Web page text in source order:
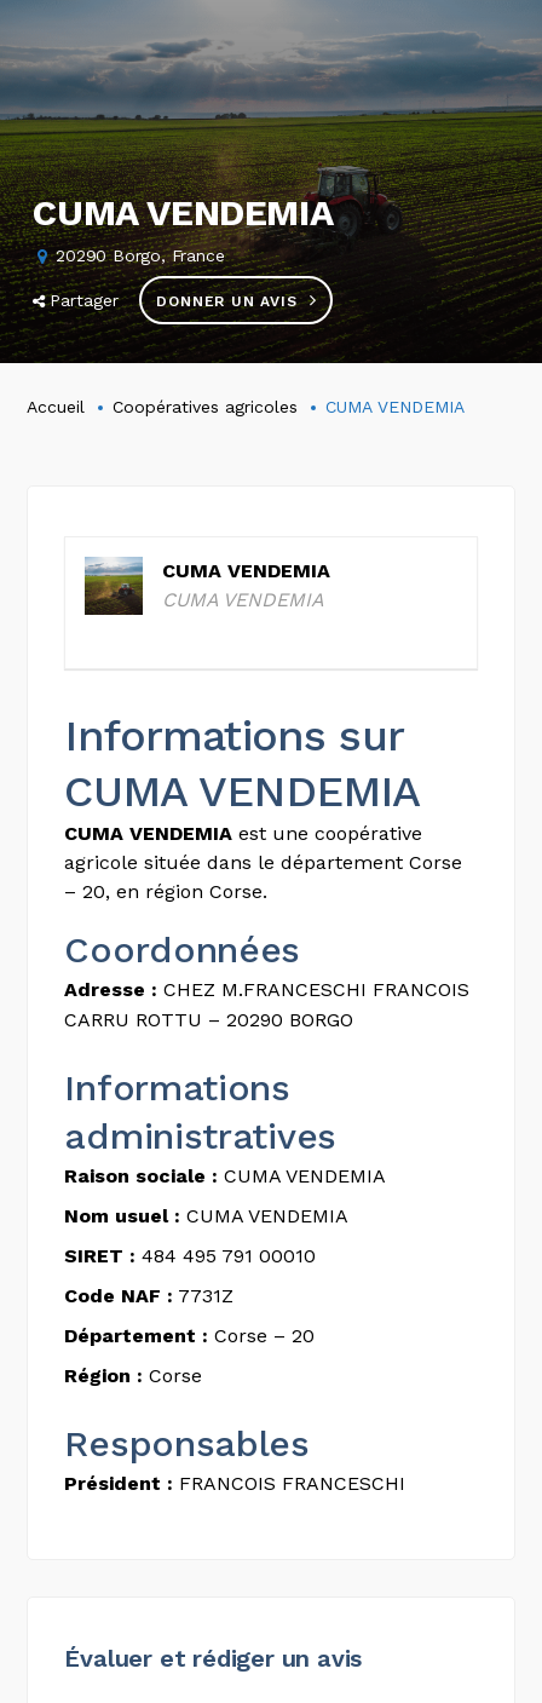
CUMA VENDEMIA
20290 Borgo, France
Partager DONNER UN AVIS
Accueil Coopératives agricoles CUMA VENDEMIA
CUMA VENDEMIA
CUMA VENDEMIA
Informations sur
CUMA VENDEMIA
CUMA VENDEMIA est une coopérative
agricole située dans le département Corse
– 20, en région Corse.
Coordonnées
Adresse : CHEZ M.FRANCESCHI FRANCOIS
CARRU ROTTU – 20290 BORGO
Informations
administratives
Raison sociale : CUMA VENDEMIA
Nom usuel : CUMA VENDEMIA
SIRET : 484 495 791 00010
Code NAF : 7731Z
Département : Corse – 20
Région : Corse
Responsables
Président : FRANCOIS FRANCESCHI
Évaluer et rédiger un avis